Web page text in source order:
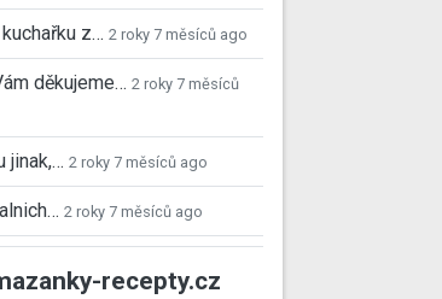
z… 2 roky 7 měsíců ago
děkujeme… 2 roky 7 měsíců
jinak,… 2 roky 7 měsíců ago
2 roky 7 měsíců ago
recepty.cz